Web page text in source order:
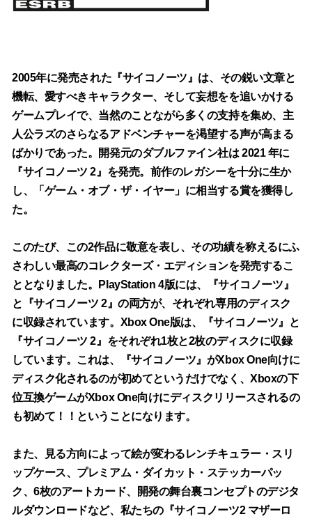
2005年に発売された『サイコノーツ』は、その鋭い文章と
機転、愛すべきキャラクター、そして妄想をを追いかける
ゲームプレイで、当然のことながら多くの支持を集め、主
人公ラズのさらなるアドベンチャーを渇望する声が高まる
ばかりであった。開発元のダブルファイン社は 2021 年に
『サイコノーツ 2』を発売。前作のレガシーを十分に生か
し、「ゲーム・オブ・ザ・イヤー」に相当する賞を獲得し
た。
このたび、この2作品に敬意を表し、その功績を称えるにふ
さわしい最高のコレクターズ・エディションを発売するこ
ととなりました。PlayStation 4版には、『サイコノーツ』
と『サイコノーツ 2』の両方が、それぞれ専用のディスク
に収録されています。Xbox One版は、『サイコノーツ』と
『サイコノーツ 2』をそれぞれ1枚と2枚のディスクに収録
しています。これは、『サイコノーツ』がXbox One向けに
ディスク化されるのが初めてというだけでなく、Xboxの下
位互換ゲームがXbox One向けにディスクリリースされるの
も初めて！！ということになります。
また、見る方向によって絵が変わるレンチキュラー・スリ
ップケース、プレミアム・ダイカット・ステッカーパッ
ク、6枚のアートカード、開発の舞台裏コンセプトのデジタ
ルダウンロードなど、私たちの『サイコノーツ2 マザーロ